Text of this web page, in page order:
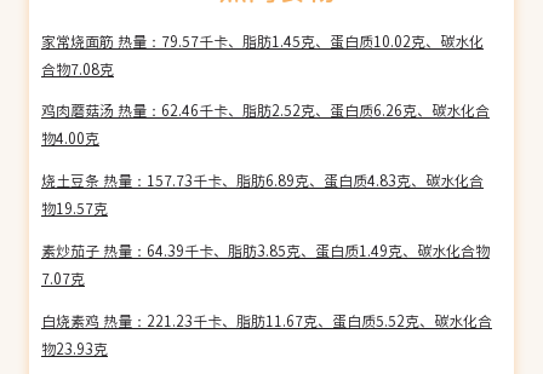
家常烧面筋 热量：79.57千卡、脂肪1.45克、蛋白质10.02克、碳水化
合物7.08克
鸡肉蘑菇汤 热量：62.46千卡、脂肪2.52克、蛋白质6.26克、碳水化合
物4.00克
烧土豆条 热量：157.73千卡、脂肪6.89克、蛋白质4.83克、碳水化合
物19.57克
素炒茄子 热量：64.39千卡、脂肪3.85克、蛋白质1.49克、碳水化合物
7.07克
白烧素鸡 热量：221.23千卡、脂肪11.67克、蛋白质5.52克、碳水化合
物23.93克